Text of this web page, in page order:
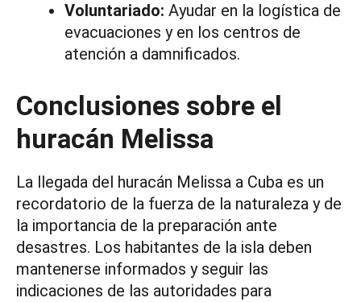
Voluntariado: Ayudar en la logística de
evacuaciones y en los centros de
atención a damnificados.
Conclusiones sobre el
huracán Melissa
La llegada del huracán Melissa a Cuba es un
recordatorio de la fuerza de la naturaleza y de
la importancia de la preparación ante
desastres. Los habitantes de la isla deben
mantenerse informados y seguir las
indicaciones de las autoridades para